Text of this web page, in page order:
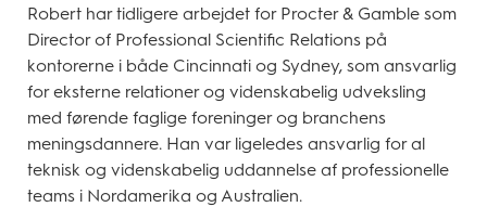
Robert har tidligere arbejdet for Procter & Gamble som
Director of Professional Scientific Relations på
kontorerne i både Cincinnati og Sydney, som ansvarlig
for eksterne relationer og videnskabelig udveksling
med førende faglige foreninger og branchens
meningsdannere. Han var ligeledes ansvarlig for al
teknisk og videnskabelig uddannelse af professionelle
teams i Nordamerika og Australien.